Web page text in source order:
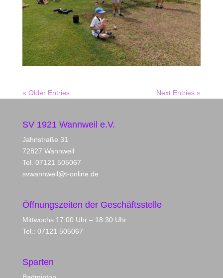
« Older Entries Next Entries »
SV 1921 Wannweil e.V.
Jahnstraße 31
72827 Wannweil
Tel. 07121 505067
svwannweil@t-online.de
Öffnungszeiten der Geschäftsstelle
Mittwochs 17:00 Uhr – 18:30 Uhr
Tel.: 07121 505067
Sparten